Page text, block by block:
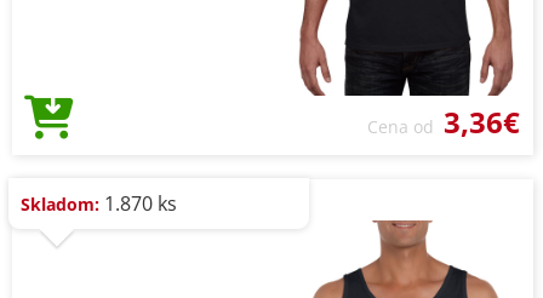
Cena od 3,36€
Skladom: 1.870 ks